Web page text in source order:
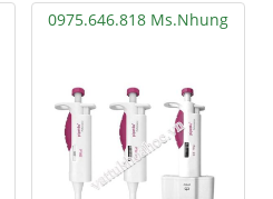
0975.646.818 Ms.Nhung